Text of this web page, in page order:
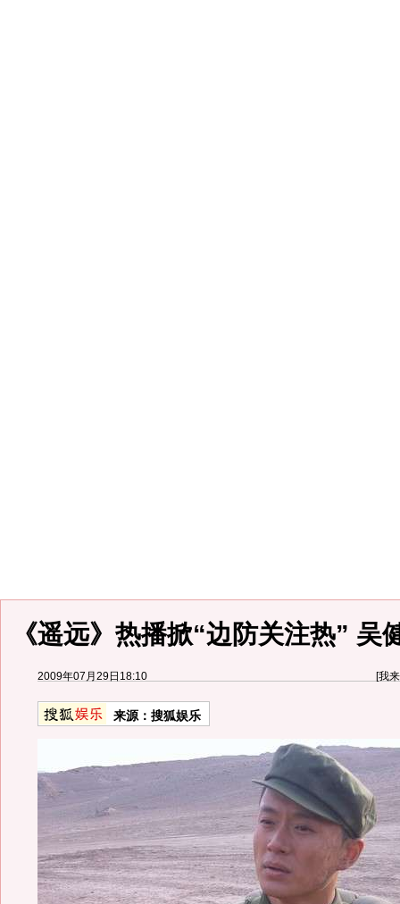
《遥远》热播掀“边防关注热” 吴
2009年07月29日18:10 [我
来源： 搜狐娱乐